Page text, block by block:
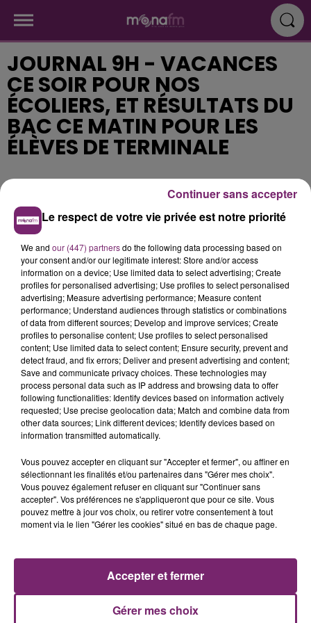
JOURNAL 9H - VACANCES
CE SOIR POUR NOS
ÉCOLIERS, ET RÉSULTATS DU
BAC CE MATIN POUR LES
ÉLÈVES DE TERMINALE
ACTUS RADIO
PODCASTS
JEUX
PHOTOS PUBLICITÉ
Le respect de votre vie privée est notre priorité
We and our (447) partnersdo the following data processing based on
your consent and/or our legitimate interest: Store and/or access
information on a device; Use limited data to select advertising; Create
profiles for personalised advertising; Use profiles to select personalised
advertising; Measure advertising performance; Measure content
performance; Understand audiences through statistics or combinations
of data from different sources; Develop and improve services; Create
profiles to personalise content; Use profiles to select personalised
content; Use limited data to select content; Ensure security, prevent and
detect fraud, and fix errors; Deliver and present advertising and content;
Save and communicate privacy choices. These technologies may
process personal data such as IP address and browsing data to offer
following functionalities: Identify devices based on information actively
requested; Use precise geolocation data; Match and combine data from
other data sources; Link different devices; Identify devices based on
information transmitted automatically.
Vous pouvez accepter en cliquant sur "Accepter et fermer", ou affiner en
sélectionnant les finalités et/ou partenaires dans "Gérer mes choix".
Vous pouvez également refuser en cliquant sur "Continuer sans
accepter". Vos préférences ne s'appliqueront que pour ce site. Vous
pouvez mettre à jour vos choix, ou retirer votre consentement à tout
moment via le lien "Gérer les cookies" situé en bas de chaque page.
Gérer mes choix
Accepter et fermer
Continuer sans accepter